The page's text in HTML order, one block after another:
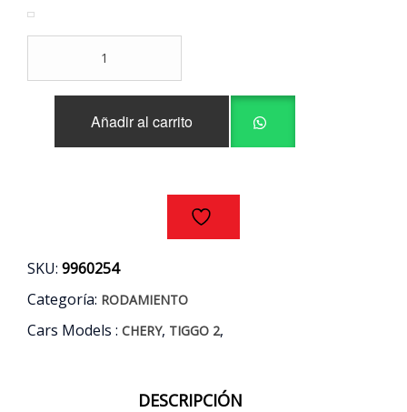
CORREA
CHERY
Añadir al carrito
SKU: 9960254
Categoría: RODAMIENTO
Cars Models : CHERY, TIGGO 2,
DESCRIPCIÓN